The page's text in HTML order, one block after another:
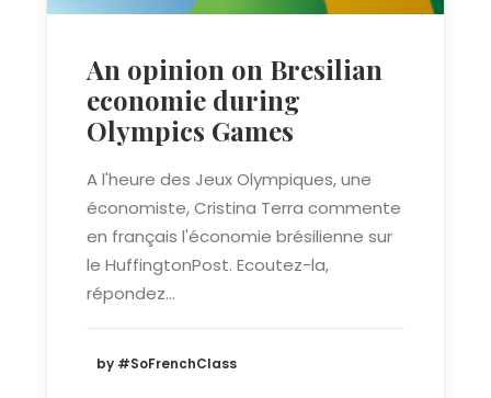
An opinion on Bresilian
economie during
Olympics Games
A l'heure des Jeux Olympiques, une
économiste, Cristina Terra commente
en français l'économie brésilienne sur
le HuffingtonPost. Ecoutez-la,
répondez…
by #SoFrenchClass